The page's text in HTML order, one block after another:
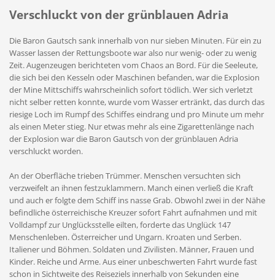
Verschluckt von der grünblauen Adria
Die Baron Gautsch sank innerhalb von nur sieben Minuten. Für ein zu
Wasser lassen der Rettungsboote war also nur wenig- oder zu wenig
Zeit. Augenzeugen berichteten vom Chaos an Bord. Für die Seeleute,
die sich bei den Kesseln oder Maschinen befanden, war die Explosion
der Mine Mittschiffs wahrscheinlich sofort tödlich. Wer sich verletzt
nicht selber retten konnte, wurde vom Wasser ertränkt, das durch das
riesige Loch im Rumpf des Schiffes eindrang und pro Minute um mehr
als einen Meter stieg. Nur etwas mehr als eine Zigarettenlänge nach
der Explosion war die Baron Gautsch von der grünblauen Adria
verschluckt worden.
An der Oberfläche trieben Trümmer. Menschen versuchten sich
verzweifelt an ihnen festzuklammern. Manch einen verließ die Kraft
und auch er folgte dem Schiff ins nasse Grab. Obwohl zwei in der Nähe
befindliche österreichische Kreuzer sofort Fahrt aufnahmen und mit
Volldampf zur Unglücksstelle eilten, forderte das Unglück 147
Menschenleben. Österreicher und Ungarn. Kroaten und Serben.
Italiener und Böhmen. Soldaten und Zivilisten. Männer, Frauen und
Kinder. Reiche und Arme. Aus einer unbeschwerten Fahrt wurde fast
schon in Sichtweite des Reiseziels innerhalb von Sekunden eine